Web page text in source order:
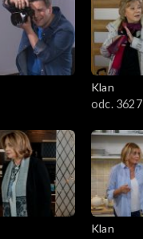
Klan
odc. 3627
Klan